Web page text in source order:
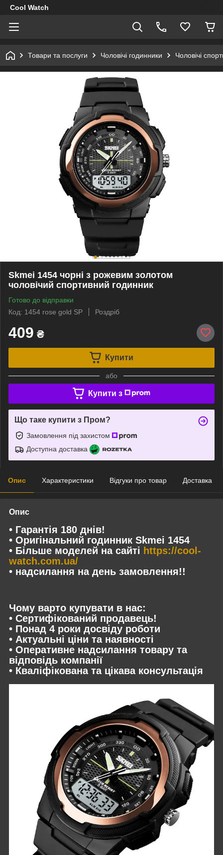
Cool Watch
Товари та послуги Чоловічі годинники Чоловічі
Skmei 1454 чорні з рожевим золотом
чоловічий спортивний годинник
Готово до відправки
Код: 1454 rose gold SP
Роздріб
409 ₴
Купити
або
Купити з
Що таке купити з Пром?
Замовлення під захистом
Доступна доставка
Опис Характеристики Відгуки про товар Доставка
Опис
• Гарантія 180 днів!
• Оригінальний годинник Skmei 1454
• Більше моделей на сайті https://cool-
watch.com.ua/
• надсилання на день замовлення!!
Чому варто купувати в нас:
• Сертифікований продавець!
• Понад 4 роки досвіду роботи
• Актуальні ціни та наявності
• Оперативне надсилання товару та
відповідь компанії
• Кваліфікована та цікава консультація